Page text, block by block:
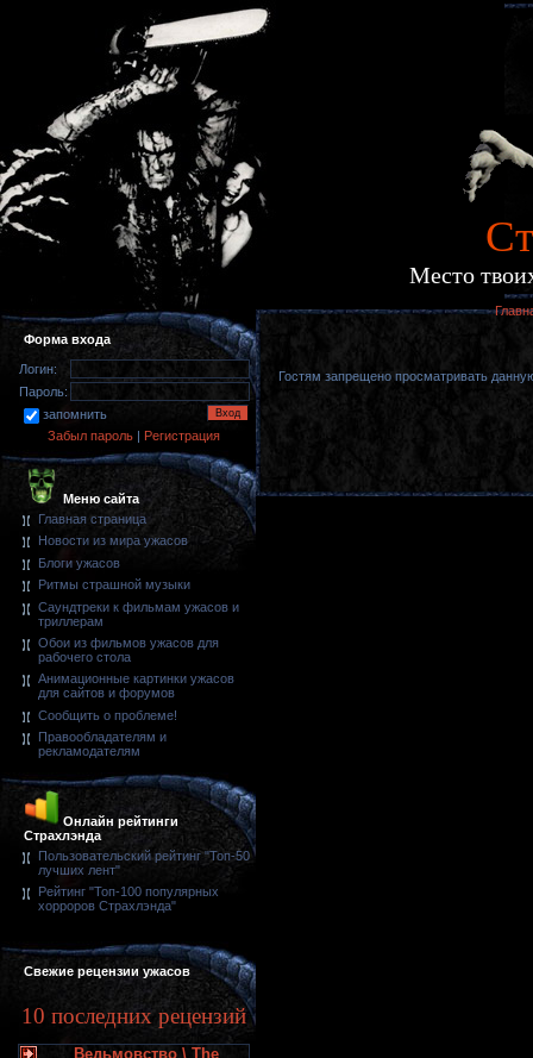
Место
Форма входа
Логин:
Пароль:
запомнить
Забыл пароль | Регистрация
Меню сайта
Главная страница
Новости из мира ужасов
Блоги ужасов
Ритмы страшной музыки
Саундтреки к фильмам ужасов и
триллерам
Обои из фильмов ужасов для
рабочего стола
Анимационные картинки ужасов
для сайтов и форумов
Сообщить о проблеме!
Правообладателям и
рекламодателям
Онлайн рейтинги
Страхлэнда
Пользовательский рейтинг "Топ-50
лучших лент"
Рейтинг "Топ-100 популярных
хорроров Страхлэнда"
Свежие рецензии ужасов
10 последних рецензий
Ведьмовство \ The
Гостям запрещено просматривать